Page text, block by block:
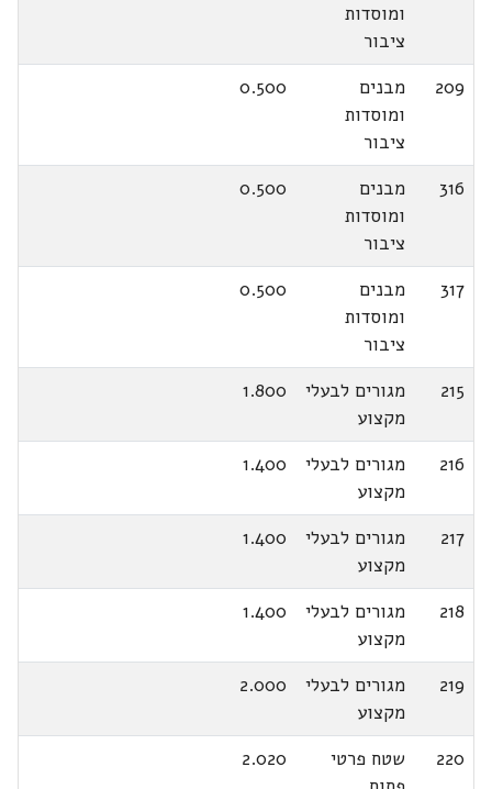
ומוסדות
ציבור
209
מבנים
ומוסדות
ציבור
0.500
316
מבנים
ומוסדות
ציבור
0.500
317
מבנים
ומוסדות
ציבור
0.500
215
מגורים לבעלי
מקצוע
1.800
216
מגורים לבעלי
מקצוע
1.400
217
מגורים לבעלי
מקצוע
1.400
218
מגורים לבעלי
מקצוע
1.400
219
מגורים לבעלי
מקצוע
2.000
220
שטח פרטי
2.020